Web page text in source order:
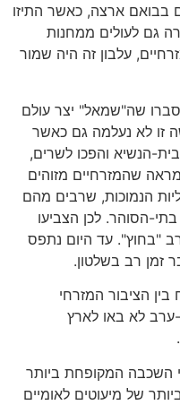
בבואם ארצה, כאשר התיזו
גם לעולים ממחנות
עלבון זה היה שמור
סברו שה"שמאל" יצר עולם
זו לא נעלמה גם כאשר
הנשיא והפכו לשרים,
שהמזרחיים מזוהים
הנמוכות, שרבים מהם
הסוהר. לכן הצביעו
"בחוץ". עד היום נתפס
זמן רב בשלטון.
הציבור המזרחי
ערב לא באו לארץ
השכבה המקופחת ביותר
של מיעוטים לאומיים